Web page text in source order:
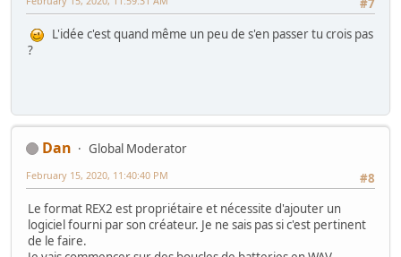
#7
L'idée c'est quand même un peu de s'en passer tu crois pas
?
Dan
Global Moderator
#8
February 15, 2020, 11:40:40 PM
Le format REX2 est propriétaire et nécessite d'ajouter un
logiciel fourni par son créateur. Je ne sais pas si c'est pertinent
de le faire.